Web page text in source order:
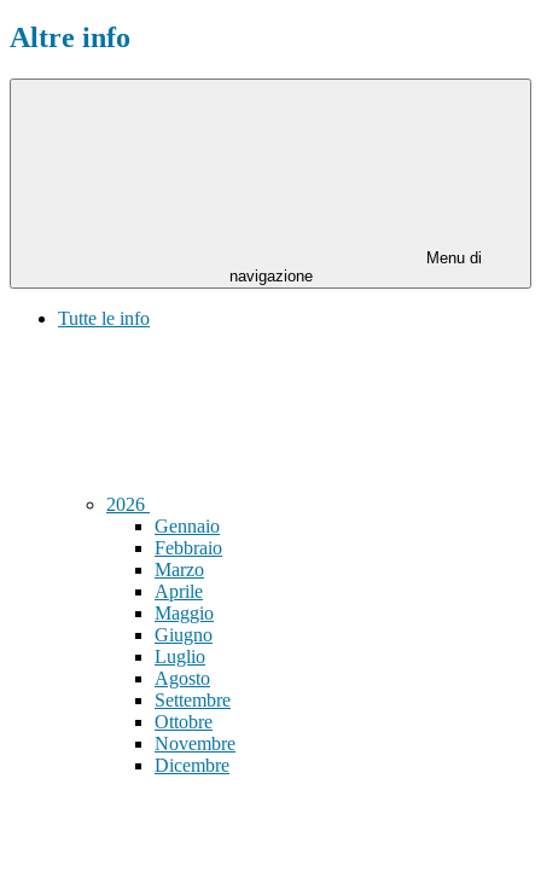
Altre info
Menu di
navigazione
Tutte le info
2026
Gennaio
Febbraio
Marzo
Aprile
Maggio
Giugno
Luglio
Agosto
Settembre
Ottobre
Novembre
Dicembre